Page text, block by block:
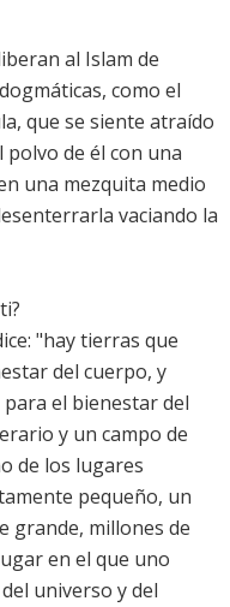
al Islam de
como el
que se siente atraído
de él con una
una mezquita medio
vaciando la
"hay tierras que
del cuerpo, y
el bienestar del
y un campo de
de los lugares
pequeño, un
grande, millones de
en el que uno
universo y del